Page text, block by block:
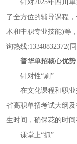
针对2025年四川
了全方位的辅导课程
术和中职专业技能)等
询热线:13348832372(
普华单招核心优势
针对性“刷”:
在文化课程和职
省高职单招考试大纲
生时间，确保花的时间
课堂上“抓”: